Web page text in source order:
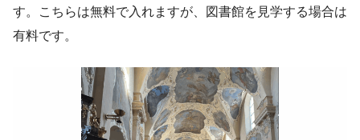
す。こちらは無料で入れますが、図書館を見学する場合は
有料です。